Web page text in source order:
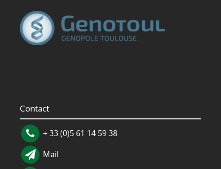
Contact
+ 33 (0)5 61 14 59 38
Mail